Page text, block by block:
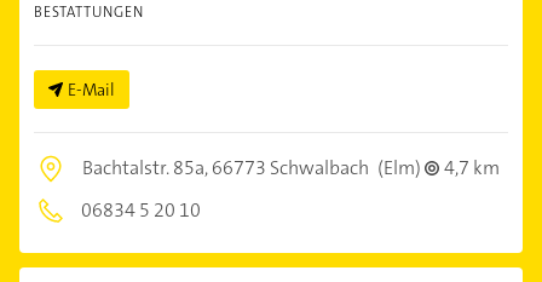
BESTATTUNGEN
E-Mail
Bachtalstr. 85a,66773 Schwalbach (Elm)
4,7 km
06834 5 20 10